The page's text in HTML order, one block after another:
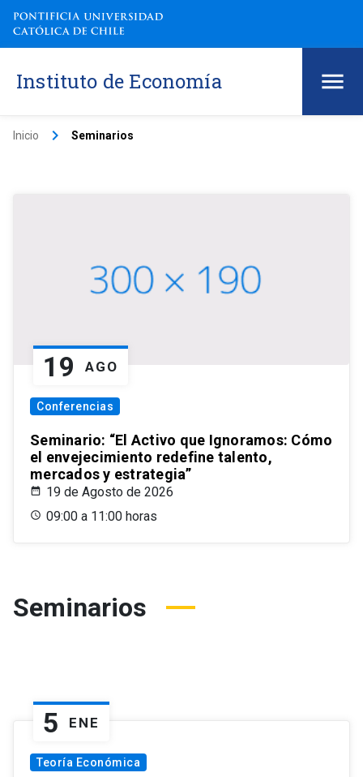
Instituto de Economía
Inicio keyboard_arrow_right Seminarios
19 AGO
Conferencias
Seminario: “El Activo que Ignoramos: Cómo
el envejecimiento redefine talento,
mercados y estrategia”
19 de Agosto de 2026
09:00 a 11:00 horas
Seminarios
5 ENE
Teoría Económica